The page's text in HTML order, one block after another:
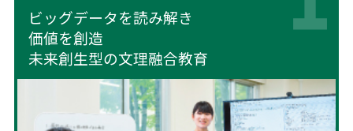
ビッグデータを読み解き
価値を創造
未来創生型の文理融合教育